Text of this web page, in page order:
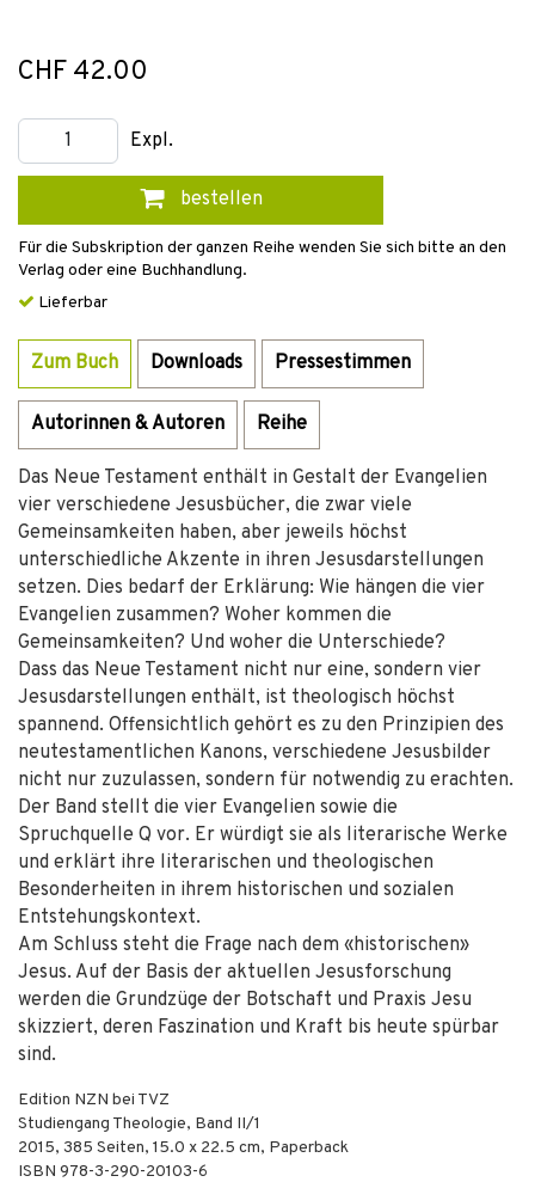
CHF 42.00
Expl.
bestellen
Für die Subskription der ganzen Reihe wenden Sie sich bitte an den
Verlag oder eine Buchhandlung.
Lieferbar
Zum Buch Downloads Pressestimmen
Autorinnen & Autoren Reihe
Das Neue Testament enthält in Gestalt der Evangelien
vier verschiedene Jesusbücher, die zwar viele
Gemeinsamkeiten haben, aber jeweils höchst
unterschiedliche Akzente in ihren Jesusdarstellungen
setzen. Dies bedarf der Erklärung: Wie hängen die vier
Evangelien zusammen? Woher kommen die
Gemeinsamkeiten? Und woher die Unterschiede?
Dass das Neue Testament nicht nur eine, sondern vier
Jesusdarstellungen enthält, ist theologisch höchst
spannend. Offensichtlich gehört es zu den Prinzipien des
neutestamentlichen Kanons, verschiedene Jesusbilder
nicht nur zuzulassen, sondern für notwendig zu erachten.
Der Band stellt die vier Evangelien sowie die
Spruchquelle Q vor. Er würdigt sie als literarische Werke
und erklärt ihre literarischen und theologischen
Besonderheiten in ihrem historischen und sozialen
Entstehungskontext.
Am Schluss steht die Frage nach dem «historischen»
Jesus. Auf der Basis der aktuellen Jesusforschung
werden die Grundzüge der Botschaft und Praxis Jesu
skizziert, deren Faszination und Kraft bis heute spürbar
sind.
Edition NZN bei TVZ
Studiengang Theologie, Band II/1
2015, 385 Seiten, 15.0 x 22.5 cm, Paperback
ISBN 978-3-290-20103-6